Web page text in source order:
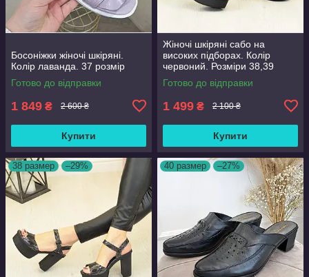
Босоніжки жіночі шкіряні.
Колір лаванда. 37 розмір
Готово до відправки
1 849 ₴ 2 600 ₴
Купити
Жіночі шкіряні сабо на
високих підборах. Колір
червоний. Розміри 38,39
Готово до відправки
1 499 ₴ 2 100 ₴
Купити
38 размер –29% 40 размер –27%